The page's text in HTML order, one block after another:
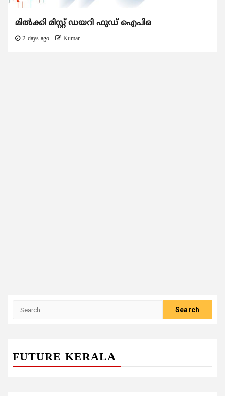
മിൽക്കി മിസ്റ്റ് ഡയറി ഫുഡ് ഐപിഒ
2 days ago Kumar
FUTURE KERALA